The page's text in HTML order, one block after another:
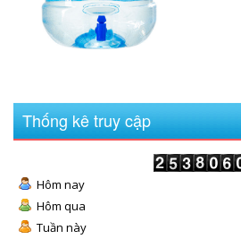
Thống kê truy cập
Hôm nay
Hôm qua
Tuần này